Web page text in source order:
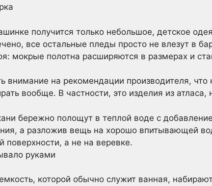
получится только небольшое, детское
все остальные пледы просто не влезут в
мокрые полотна расширяются в размерах и
внимание на рекомендации производителя, что
вообще. В частности, это изделия из
бережно полощут в теплой воде с
а разложив вещь на хорошо впитывающей
поверхности, а не на веревке.
руками
которой обычно служит ванная,